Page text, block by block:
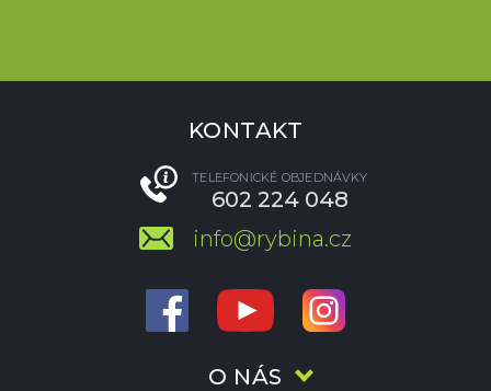
O NÁS
KONTAKT
TELEFONICKÉ OBJEDNÁVKY
602 224 048
info@rybina.cz